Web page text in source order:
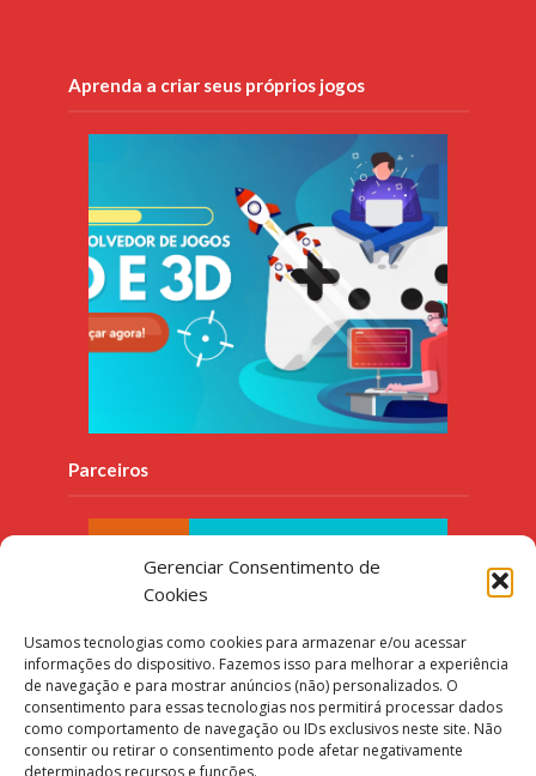
Gerenciar Consentimento de
Cookies
Usamos tecnologias como cookies para armazenar e/ou acessar
informações do dispositivo. Fazemos isso para melhorar a experiência
de navegação e para mostrar anúncios (não) personalizados. O
consentimento para essas tecnologias nos permitirá processar dados
como comportamento de navegação ou IDs exclusivos neste site. Não
consentir ou retirar o consentimento pode afetar negativamente
determinados recursos e funções.
Aprenda a criar seus próprios jogos
Parceiros